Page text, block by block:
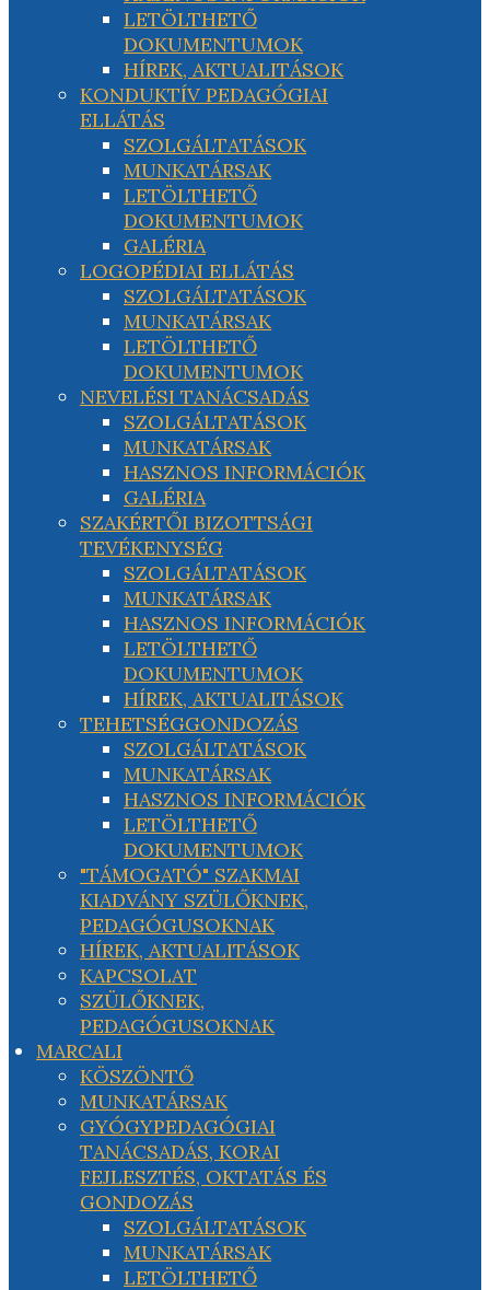
LETÖLTHETŐ
DOKUMENTUMOK
HÍREK, AKTUALITÁSOK
KONDUKTÍV PEDAGÓGIAI
ELLÁTÁS
SZOLGÁLTATÁSOK
MUNKATÁRSAK
LETÖLTHETŐ
DOKUMENTUMOK
GALÉRIA
LOGOPÉDIAI ELLÁTÁS
SZOLGÁLTATÁSOK
MUNKATÁRSAK
LETÖLTHETŐ
DOKUMENTUMOK
NEVELÉSI TANÁCSADÁS
SZOLGÁLTATÁSOK
MUNKATÁRSAK
HASZNOS INFORMÁCIÓK
GALÉRIA
SZAKÉRTŐI BIZOTTSÁGI
TEVÉKENYSÉG
SZOLGÁLTATÁSOK
MUNKATÁRSAK
HASZNOS INFORMÁCIÓK
LETÖLTHETŐ
DOKUMENTUMOK
HÍREK, AKTUALITÁSOK
TEHETSÉGGONDOZÁS
SZOLGÁLTATÁSOK
MUNKATÁRSAK
HASZNOS INFORMÁCIÓK
LETÖLTHETŐ
DOKUMENTUMOK
"TÁMOGATÓ" SZAKMAI
KIADVÁNY SZÜLŐKNEK,
PEDAGÓGUSOKNAK
HÍREK, AKTUALITÁSOK
KAPCSOLAT
SZÜLŐKNEK,
PEDAGÓGUSOKNAK
MARCALI
KÖSZÖNTŐ
MUNKATÁRSAK
GYÓGYPEDAGÓGIAI
TANÁCSADÁS, KORAI
FEJLESZTÉS, OKTATÁS ÉS
GONDOZÁS
SZOLGÁLTATÁSOK
MUNKATÁRSAK
LETÖLTHETŐ